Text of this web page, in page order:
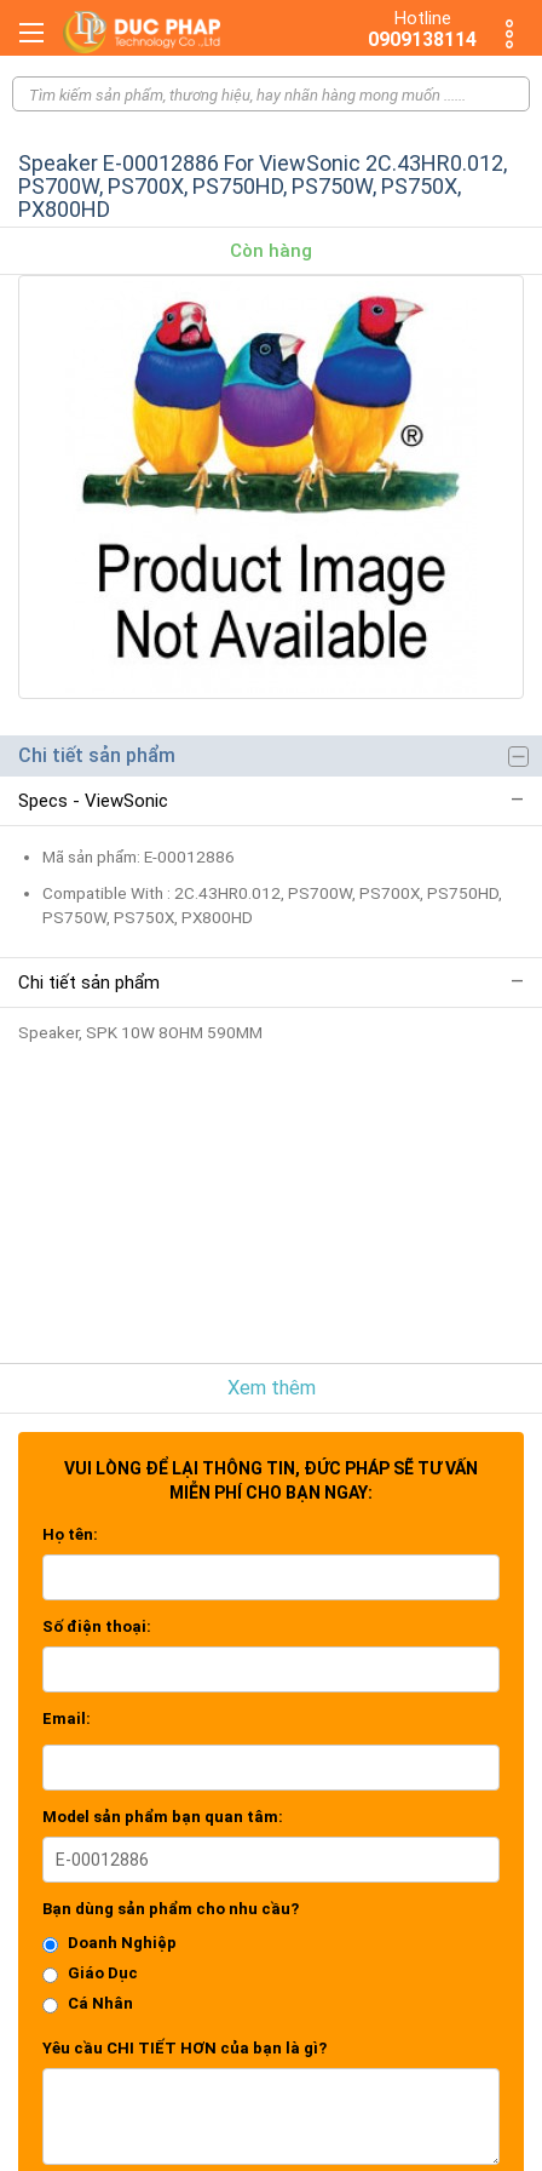
Hotline
0909138114
Speaker E-00012886 For ViewSonic 2C.43HR0.012,
PS700W, PS700X, PS750HD, PS750W, PS750X,
PX800HD
Còn hàng
Chi tiết sản phẩm
Specs - ViewSonic
Mã sản phẩm: E-00012886
Compatible With : 2C.43HR0.012, PS700W, PS700X, PS750HD,
PS750W, PS750X, PX800HD
Chi tiết sản phẩm
Speaker, SPK 10W 8OHM 590MM
Xem thêm
VUI LÒNG ĐỂ LẠI THÔNG TIN, ĐỨC PHÁP SẼ TƯ VẤN
MIỄN PHÍ CHO BẠN NGAY:
Họ tên:
Số điện thoại:
Email:
Model sản phẩm bạn quan tâm:
Bạn dùng sản phẩm cho nhu cầu?
Doanh Nghiệp
Giáo Dục
Cá Nhân
Yêu cầu CHI TIẾT HƠN của bạn là gì?